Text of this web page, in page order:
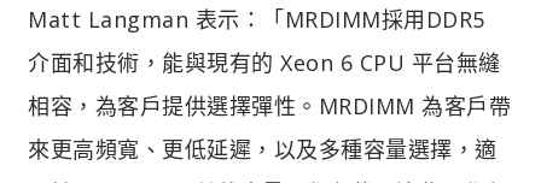
Matt Langman 表示：「MRDIMM採用DDR5
介面和技術，能與現有的 Xeon 6 CPU 平台無縫
相容，為客戶提供選擇彈性。MRDIMM 為客戶帶
來更高頻寬、更低延遲，以及多種容量選擇，適